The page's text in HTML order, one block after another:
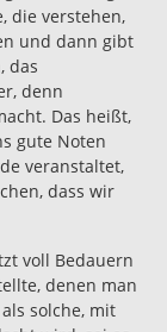
die verstehen,
und dann gibt
das
denn
Das heißt,
gute Noten
veranstaltet,
dass wir
voll Bedauern
denen man
solche, mit